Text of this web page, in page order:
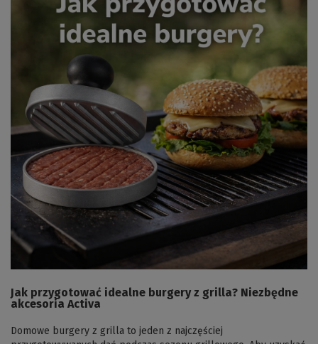
Jak przygotować idealne burgery z grilla? Niezbędne
akcesoria Activa
Domowe burgery z grilla to jeden z najczęściej